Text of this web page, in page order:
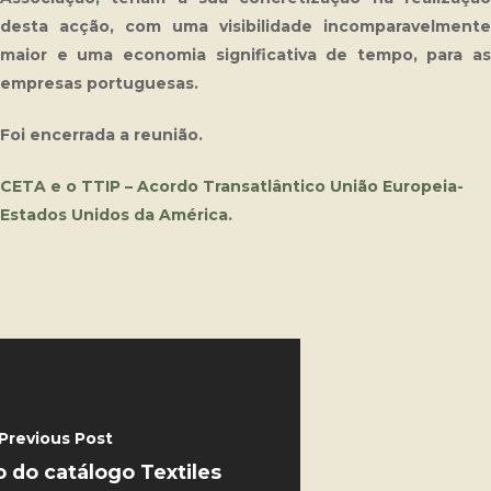
desta acção, com uma visibilidade incomparavelmente
maior e uma economia significativa de tempo, para as
empresas portuguesas.
Foi encerrada a reunião.
CETA e o TTIP – Acordo Transatlântico União Europeia-
Estados Unidos da América.
Post
do catálogo Textiles